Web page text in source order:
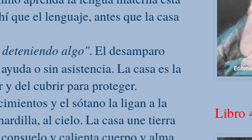
que el lenguaje, antes que la casa
algo". El desamparo
o sin asistencia. La casa es la
y del cubrir para proteger.
y el sótano la ligan a la
al cielo. La casa une tierra
y calienta cuerpo y alma.
Libro